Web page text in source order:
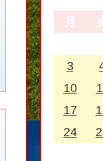
月
3
10
17
24